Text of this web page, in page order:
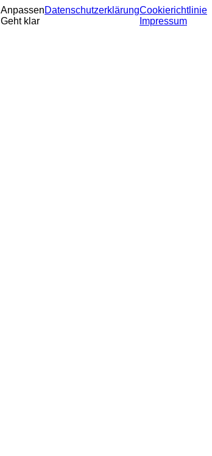
Anpassen
Geht klar
DatenschutzerklärungCookierichtlinie
Impressum